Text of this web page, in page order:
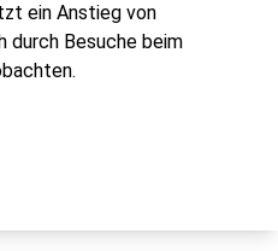
ein Anstieg von
durch Besuche beim